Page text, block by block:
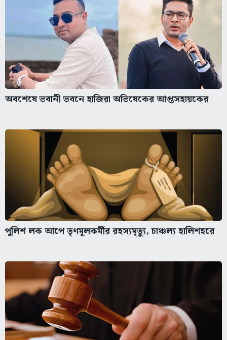
অবশেষে ভবানী ভবনে হাজিরা অভিষেকের আপ্তসহায়কের
পুলিশ লক আপে তৃণমূলকর্মীর রহস্যমৃত্যু, চাঞ্চল্য হালিশহরে